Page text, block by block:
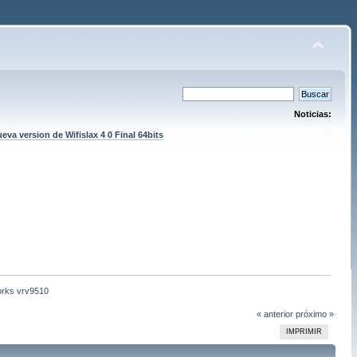
Noticias:
version de Wifislax 4 0 Final 64bits
vrv9510
« anterior próximo »
IMPRIMIR